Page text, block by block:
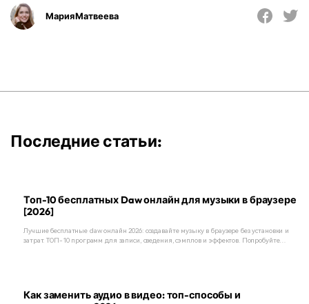
Мария Матвеева
Последние статьи:
Топ-10 бесплатных Daw онлайн для музыки в браузере
[2026]
Лучшие бесплатные daw онлайн 2026: создавайте музыку в браузере без установки и
затрат. ТОП-10 программ для записи, сведения, сэмплов и эффектов. Попробуйте
Как заменить аудио в видео: топ-способы и